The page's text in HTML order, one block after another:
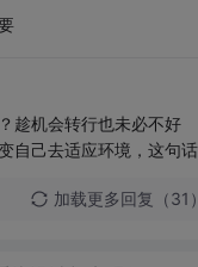
趁机会转行也未必不好
自己去适应环境，这句
加载更多回复（31）